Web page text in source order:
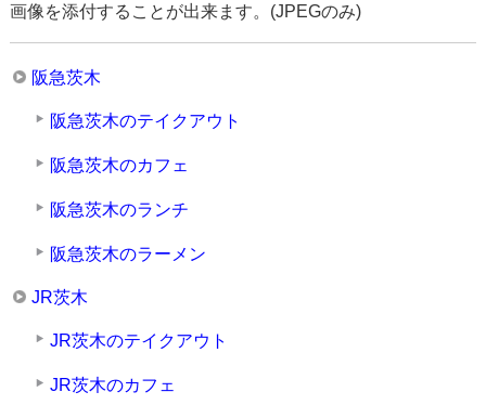
画像を添付することが出来ます。(JPEGのみ)
阪急茨木
阪急茨木のテイクアウト
阪急茨木のカフェ
阪急茨木のランチ
阪急茨木のラーメン
JR茨木
JR茨木のテイクアウト
JR茨木のカフェ